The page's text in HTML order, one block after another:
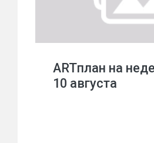
ARTплан на
10 августа